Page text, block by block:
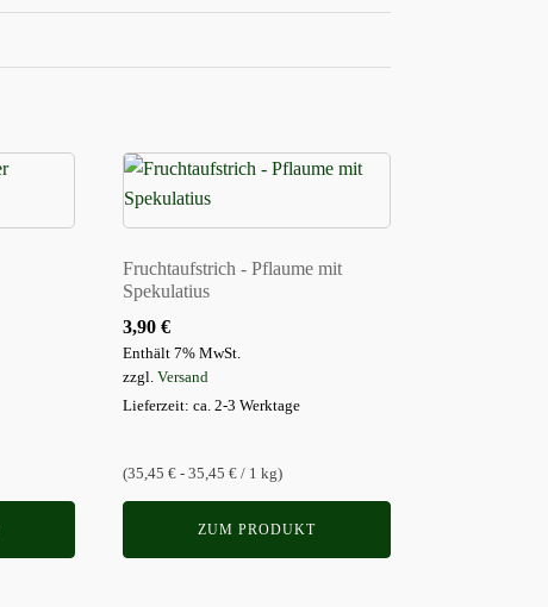
Fruchtaufstrich - Pflaume mit
Spekulatius
3,90 €
Enthält 7% MwSt.
zzgl. Versand
Lieferzeit: ca. 2-3 Werktage
(35,45 € - 35,45 € / 1 kg)
ZUM PRODUKT
Dieses
Produkt
weist
Varianten
Die
Optionen
können
der
werden